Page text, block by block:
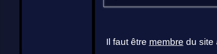
Il faut être membre du site